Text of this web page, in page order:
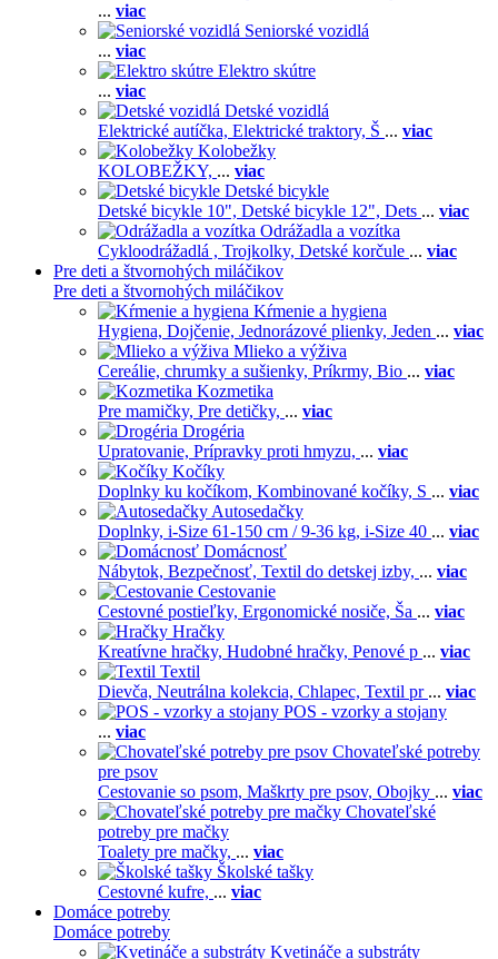
... viac
Seniorské vozidlá
... viac
Elektro skútre
... viac
Detské vozidlá
Elektrické autíčka, Elektrické traktory, Š ... viac
Kolobežky
KOLOBEŽKY, ... viac
Detské bicykle
Detské bicykle 10", Detské bicykle 12", Dets ... viac
Odrážadla a vozítka
Cykloodrážadlá , Trojkolky, Detské korčule ... viac
Pre deti a štvornohých miláčikov
Pre deti a štvornohých miláčikov
Kŕmenie a hygiena
Hygiena, Dojčenie, Jednorázové plienky, Jeden ... viac
Mlieko a výživa
Cereálie, chrumky a sušienky, Príkrmy, Bio ... viac
Kozmetika
Pre mamičky, Pre detičky, ... viac
Drogéria
Upratovanie, Prípravky proti hmyzu, ... viac
Kočíky
Doplnky ku kočíkom, Kombinované kočíky, S ... viac
Autosedačky
Doplnky, i-Size 61-150 cm / 9-36 kg, i-Size 40 ... viac
Domácnosť
Nábytok, Bezpečnosť, Textil do detskej izby, ... viac
Cestovanie
Cestovné postieľky, Ergonomické nosiče, Ša ... viac
Hračky
Kreatívne hračky, Hudobné hračky, Penové p ... viac
Textil
Dievča, Neutrálna kolekcia, Chlapec, Textil pr ... viac
POS - vzorky a stojany
... viac
Chovateľské potreby
pre psov
Cestovanie so psom, Maškrty pre psov, Obojky ... viac
Chovateľské
potreby pre mačky
Toalety pre mačky, ... viac
Školské tašky
Cestovné kufre, ... viac
Domáce potreby
Domáce potreby
Kvetináče a substráty